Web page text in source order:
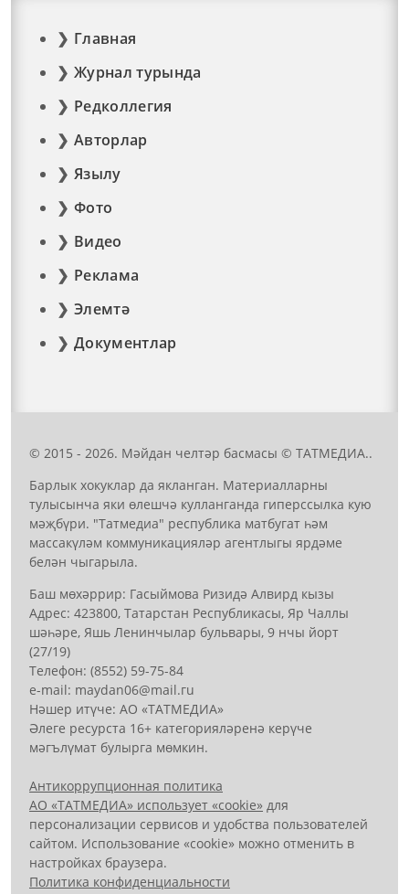
Главная
Журнал турында
Редколлегия
Авторлар
Язылу
Фото
Видео
Реклама
Элемтә
Документлар
© 2015 - 2026. Мәйдан челтәр басмасы © ТАТМЕДИА..
Барлык хокуклар да якланган. Материалларны
тулысынча яки өлешчә кулланганда гиперссылка кую
мәҗбүри. "Татмедиа" республика матбугат һәм
массакүләм коммуникацияләр агентлыгы ярдәме
белән чыгарыла.
Баш мөхәррир: Гасыймова Ризидә Алвирд кызы
Адрес: 423800, Татарстан Республикасы, Яр Чаллы
шәһәре, Яшь Ленинчылар бульвары, 9 нчы йорт
(27/19)
Телефон: (8552) 59-75-84
е-mail: mауdаn06@mail.гu
Нәшер итүче: АО «ТАТМЕДИА»
Әлеге ресурста 16+ категорияләренә керүче
мәгълүмат булырга мөмкин.
Антикоррупционная политика
АО «ТАТМЕДИА» использует «cookie» для
персонализации сервисов и удобства пользователей
сайтом. Использование «cookie» можно отменить в
настройках браузера.
Политика конфиденциальности